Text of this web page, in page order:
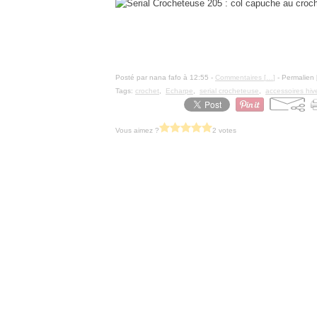
Posté par nana fafo à 12:55 - Commentaires [ ] - Permalien
Tags: crochet Echarpe serial crocheteuse accessoires
Vous aimez ? 2 votes